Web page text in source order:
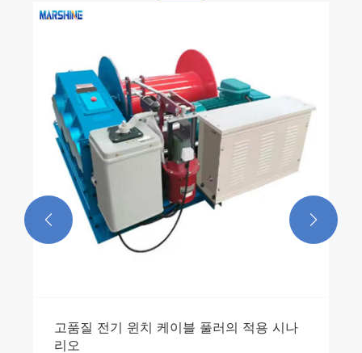
고품질 전기 윈치 케이블 풀러의 적용 시나
 